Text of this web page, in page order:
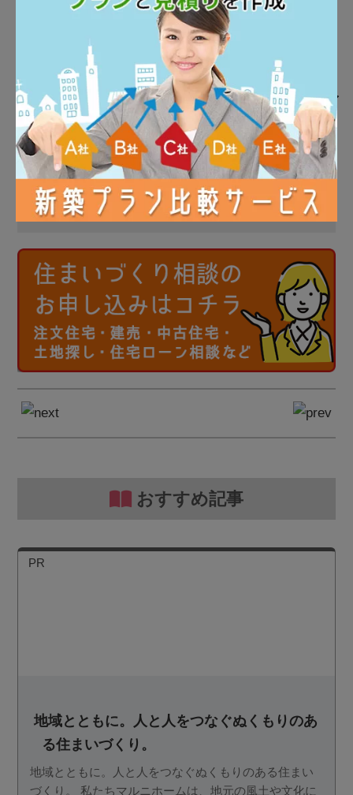
断熱等級（省エネ基準）
これらを押さえておけば、「買ってから寒かっ
た…」という後悔を防げます。
＼Share／
おすすめ記事
PR
地域とともに。人と人をつなぐぬくもりのあ
る住まいづくり。
地域とともに。人と人をつなぐぬくもりのある住まい
づくり。 私たちマルニホームは、地元の風土や文化に